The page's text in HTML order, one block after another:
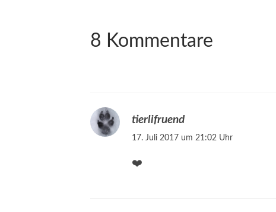
8 Kommentare
tierlifruend
17. Juli 2017 um 21:02 Uhr
❤️